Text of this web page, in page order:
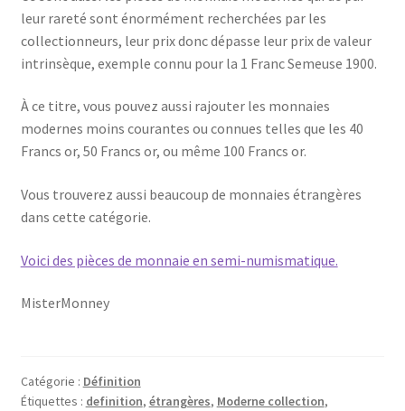
leur rareté sont énormément recherchées par les
collectionneurs, leur prix donc dépasse leur prix de valeur
intrinsèque, exemple connu pour la 1 Franc Semeuse 1900.
À ce titre, vous pouvez aussi rajouter les monnaies
modernes moins courantes ou connues telles que les 40
Francs or, 50 Francs or, ou même 100 Francs or.
Vous trouverez aussi beaucoup de monnaies étrangères
dans cette catégorie.
Voici des pièces de monnaie en semi-numismatique.
MisterMonney
Catégorie : Définition
Étiquettes : definition, étrangères, Moderne collection,